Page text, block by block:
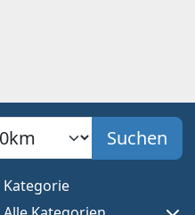
Suchen
Kategorie